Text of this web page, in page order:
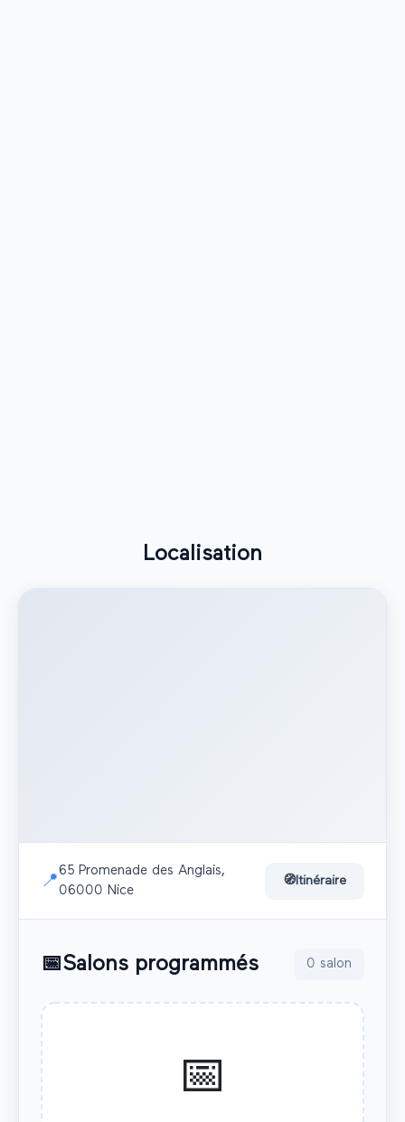
Localisation
📍
65 Promenade des Anglais,
06000 Nice
🧭 Itinéraire
📅 Salons programmés 0 salon
📅